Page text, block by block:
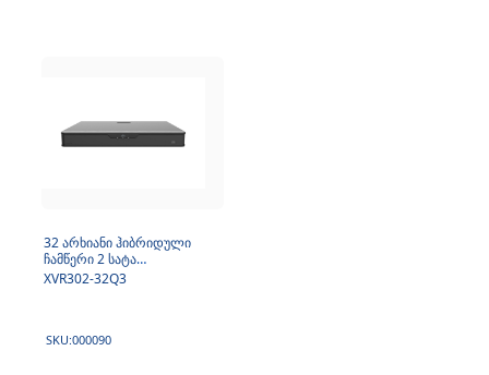
32 არხიანი ჰიბრიდული
ჩამწერი 2 სატა
ინტერფეისით, ანალოგისა
და IP კამერებისთვის
XVR302-32Q3
SKU:000090